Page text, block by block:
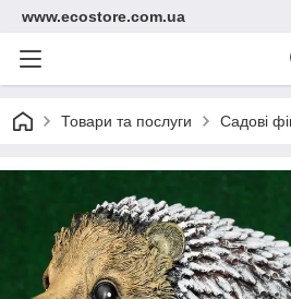
www.ecostore.com.ua
Товари та послуги Садові